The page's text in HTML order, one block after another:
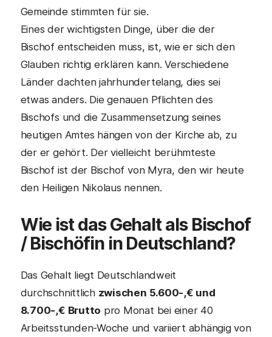
Gemeinde stimmten für sie.
Eines der wichtigsten Dinge, über die der
Bischof entscheiden muss, ist, wie er sich den
Glauben richtig erklären kann. Verschiedene
Länder dachten jahrhundertelang, dies sei
etwas anders. Die genauen Pflichten des
Bischofs und die Zusammensetzung seines
heutigen Amtes hängen von der Kirche ab, zu
der er gehört. Der vielleicht berühmteste
Bischof ist der Bischof von Myra, den wir heute
den Heiligen Nikolaus nennen.
Wie ist das Gehalt als Bischof
/ Bischöfin in Deutschland?
Das Gehalt liegt Deutschlandweit
durchschnittlich zwischen 5.600-,€ und
8.700-,€ Brutto pro Monat bei einer 40
Arbeitsstunden-Woche und variiert abhängig von